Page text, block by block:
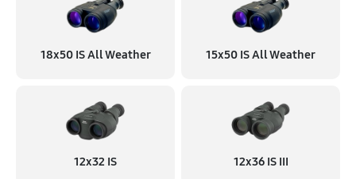
18x50 IS All Weather 15x50 IS All Weather
12x32 IS 12x36 IS III